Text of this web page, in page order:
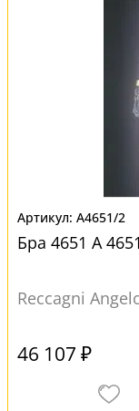
A4651/2
Бра 4651 A
Reccagni
46 107 ₽